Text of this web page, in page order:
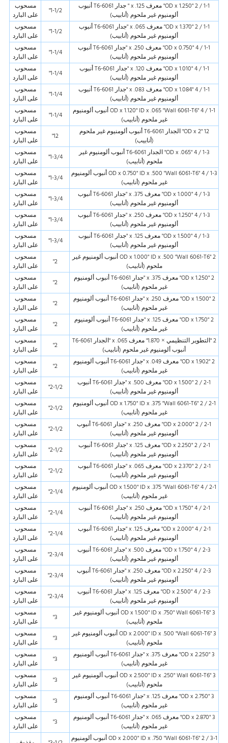
1-1 / 2 "OD x 1.250" معرف x .125 " جدار 6061-T6 أنبوب
ألومنيوم غير ملحوم (أنابيب)
1-1/2"
مسحوب
على البارد
1-1 / 2 "OD x 1.370" معرف x .065 "جدار 6061-T6 أنبوب
ألومنيوم غير ملحوم (أنابيب)
1-1/2"
مسحوب
على البارد
1-1 / 4 "OD x 0.750" معرف x .250 "جدار 6061-T6 أنبوب
ألومنيوم غير ملحوم (أنابيب)
1-1/4"
مسحوب
على البارد
1-1 / 4 "OD x 1.010" معرف x .120 "جدار 6061-T6 أنبوب
ألومنيوم غير ملحوم (أنابيب)
1-1/4"
مسحوب
على البارد
1-1 / 4 "OD x 1.084" معرف x .083 "جدار 6061-T6 أنبوب
ألومنيوم غير ملحوم (أنابيب)
1-1/4"
مسحوب
على البارد
1-1 / 4 "OD x 1.120" ID x .065 "Wall 6061-T6 أنبوب ألومنيوم
غير ملحوم (أنابيب)
1-1/4"
مسحوب
على البارد
12 "OD x 2" الجدار 6061-T6 أنبوب ألومنيوم غير ملحوم
(أنابيب)
12"
مسحوب
على البارد
1-3 / 4 "OD x .065" الجدار 6061-T6 أنبوب ألومنيوم غير
ملحوم (أنابيب)
1-3/4"
مسحوب
على البارد
1-3 / 4 "OD x 0.750" ID x .500 "Wall 6061-T6 أنبوب ألومنيوم
غير ملحوم (أنابيب)
1-3/4"
مسحوب
على البارد
1-3 / 4 "OD x 1.000" معرف x .375 "جدار 6061-T6 أنبوب
ألومنيوم غير ملحوم (أنابيب)
1-3/4"
مسحوب
على البارد
1-3 / 4 "OD x 1.250" معرف x .250 "جدار 6061-T6 أنبوب
ألومنيوم غير ملحوم (أنابيب)
1-3/4"
مسحوب
على البارد
1-3 / 4 "OD x 1.500" معرف x .125 "جدار 6061-T6 أنبوب
ألومنيوم غير ملحوم (أنابيب)
1-3/4"
مسحوب
على البارد
2 "OD x 1.000" ID x .500 "Wall 6061-T6 أنبوب ألومنيوم غير
ملحوم (أنابيب)
2"
مسحوب
على البارد
2 "OD x 1.250" معرف x .375 "جدار 6061-T6 أنبوب ألومنيوم
غير ملحوم (أنابيب)
2"
مسحوب
على البارد
2 "OD x 1.500" معرف x .250 "جدار 6061-T6 أنبوب ألومنيوم
غير ملحوم (أنابيب)
2"
مسحوب
على البارد
2 "OD x 1.750" معرف x .125 "جدار 6061-T6 أنبوب ألومنيوم
غير ملحوم (أنابيب)
2"
مسحوب
على البارد
2 "التطوير التنظيمي × 1.870" معرف x .065 "الجدار 6061-T6
أنبوب ألومنيوم غير ملحوم (أنابيب)
2"
مسحوب
على البارد
2 "OD x 1.902" معرف x .049 "جدار 6061-T6 أنبوب ألومنيوم
غير ملحوم (أنابيب)
2"
مسحوب
على البارد
2-1 / 2 "OD x 1.500" معرف x .500 "جدار 6061-T6 أنبوب
ألومنيوم غير ملحوم (أنابيب)
2-1/2"
مسحوب
على البارد
2-1 / 2 "OD x 1.750" ID x .375 "Wall 6061-T6 أنبوب ألومنيوم
غير ملحوم (أنابيب)
2-1/2"
مسحوب
على البارد
2-1 / 2 "OD x 2.000" معرف x .250 "جدار 6061-T6 أنبوب
ألومنيوم غير ملحوم (أنابيب)
2-1/2"
مسحوب
على البارد
2-1 / 2 "OD x 2.250" معرف x .125 "جدار 6061-T6 أنبوب
ألومنيوم غير ملحوم (أنابيب)
2-1/2"
مسحوب
على البارد
2-1 / 2 "OD x 2.370" معرف x .065 "جدار 6061-T6 أنبوب
ألومنيوم غير ملحوم (أنابيب)
2-1/2"
مسحوب
على البارد
2-1 / 4 "OD x 1.500" ID x .375 "Wall 6061-T6 أنبوب ألومنيوم
غير ملحوم (أنابيب)
2-1/4"
مسحوب
على البارد
2-1 / 4 "OD x 1.750" معرف x .250 "جدار 6061-T6 أنبوب
ألومنيوم غير ملحوم (أنابيب)
2-1/4"
مسحوب
على البارد
2-1 / 4 "OD x 2.000" معرف x .125 "جدار 6061-T6 أنبوب
ألومنيوم غير ملحوم (أنابيب)
2-1/4"
مسحوب
على البارد
2-3 / 4 "OD x 1.750" معرف x .500 "جدار 6061-T6 أنبوب
ألومنيوم غير ملحوم (أنابيب)
2-3/4"
مسحوب
على البارد
2-3 / 4 "OD x 2.250" معرف x .250 "جدار 6061-T6 أنبوب
ألومنيوم غير ملحوم (أنابيب)
2-3/4"
مسحوب
على البارد
2-3 / 4 "OD x 2.500" معرف x .125 "جدار 6061-T6 أنبوب
ألومنيوم غير ملحوم (أنابيب)
2-3/4"
مسحوب
على البارد
3 "OD x 1.500" ID x .750" Wall 6061-T6 أنبوب ألومنيوم غير
ملحوم (أنابيب)
3"
مسحوب
على البارد
3 "OD x 2.000" ID x .500 "Wall 6061-T6 أنبوب ألومنيوم غير
ملحوم (أنابيب)
3"
مسحوب
على البارد
3 "OD x 2.250" معرف x .375 "جدار 6061-T6 أنبوب ألومنيوم
غير ملحوم (أنابيب)
3"
مسحوب
على البارد
3 "OD x 2.500" ID x .250" Wall 6061-T6 أنبوب ألومنيوم غير
ملحوم (أنابيب)
3"
مسحوب
على البارد
3 "OD x 2.750" معرف x .125 "جدار 6061-T6 أنبوب ألومنيوم
غير ملحوم (أنابيب)
3"
مسحوب
على البارد
3 "OD x 2.870" معرف x .065 "جدار 6061-T6 أنبوب ألومنيوم
غير ملحوم (أنابيب)
3"
مسحوب
على البارد
3-1 / 2 "OD x 2.000" ID x .750 "Wall 6061-T6 أنبوب ألومنيوم